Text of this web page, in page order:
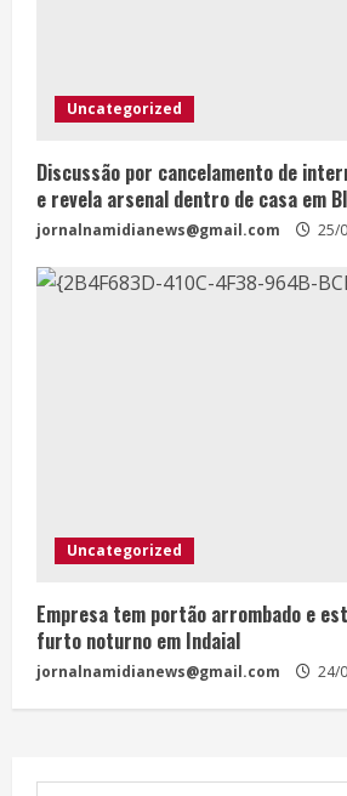
Uncategorized
Discussão por cancelamento de
e revela arsenal dentro de casa em
jornalnamidianews@gmail.com 25/
Uncategorized
Empresa tem portão arrombado e
furto noturno em Indaial
jornalnamidianews@gmail.com 24/